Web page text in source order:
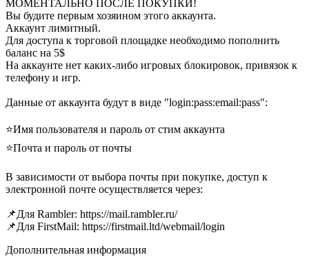
МОМЕНТАЛЬНО ПОСЛЕ ПОКУПКИ!
Вы будите первым хозяином этого аккаунта.
Аккаунт лимитный.
Для доступа к торговой площадке необходимо пополнить
баланс на 5$
На аккаунте нет каких-либо игровых блокировок, привязок к
телефону и игр.
Данные от аккаунта будут в виде "login:pass:email:pass":
⭐️Имя пользователя и пароль от стим аккаунта
⭐️Почта и пароль от почты
В зависимости от выбора почты при покупке, доступ к
электронной почте осуществляется через:
📌Для Rambler: https://mail.rambler.ru/
📌Для FirstMail: https://firstmail.ltd/webmail/login
Дополнительная информация